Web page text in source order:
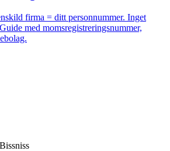
firma = ditt personnummer. Inget
med momsregistreringsnummer,
Bissniss